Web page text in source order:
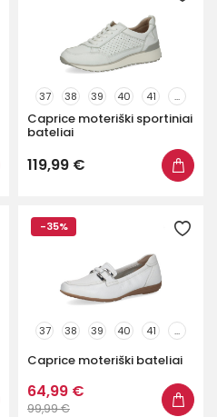
37 38 39 40 41 ...
Caprice moteriški sportiniai
bateliai
119,99 €
-35%
37 38 39 40 41 ...
Caprice moteriški bateliai
64,99 €
99,99 €